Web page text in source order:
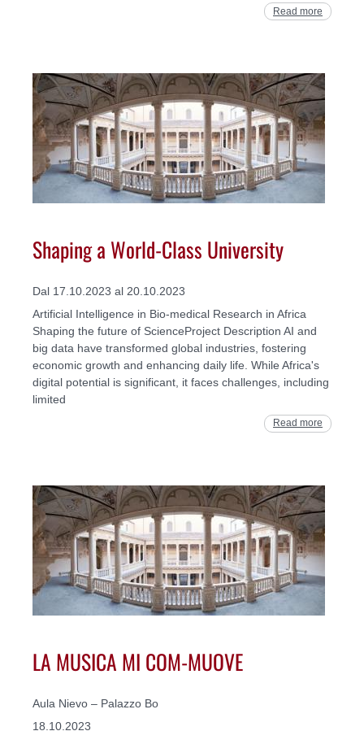
Read more
Shaping a World-Class University
Dal 17.10.2023 al 20.10.2023
Artificial Intelligence in Bio-medical Research in Africa
Shaping the future of ScienceProject Description AI and
big data have transformed global industries, fostering
economic growth and enhancing daily life. While Africa's
digital potential is significant, it faces challenges, including
limited
Read more
LA MUSICA MI COM-MUOVE
Aula Nievo – Palazzo Bo
18.10.2023